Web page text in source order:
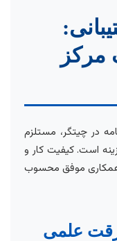
مرکز
در چیتگر، مستلزم
است. کیفیت کار و
همکاری موفق محسوب
علمی